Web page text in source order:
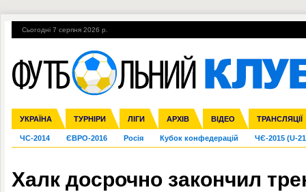
Сьогодні 7 серпня 2026 р.
УКРАЇНА ТУРНІРИ ЛІГИ АРХІВ ВІДЕО ТРАНСЛЯЦІЇ
Збірна Прем'єр-ліга Перша ліга Друга ліга Кубок України
Ліга чемпіонів Ліга Європи Міжнародні Ліга націй Ліга
Англія Іспанія Італія Німеччина Франція Інші
ЧС-2014 ЄВРО-2016 Росія Кубок конфедерацій ЧЄ-2015 (U-
Гарячі теми УПЛ, 1-й тур ВІЙНА УПЛ-ПЕРЕХОДИ
Халк досрочно закончил